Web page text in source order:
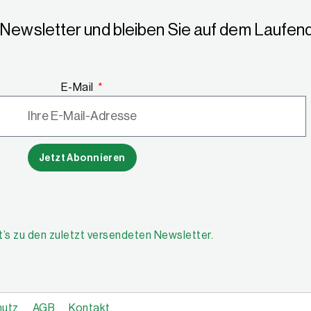
und bleiben Sie auf dem
E-Mail
Jetzt Abonnieren
zu den zuletzt versendeten Newsletter.
AGB Kontakt